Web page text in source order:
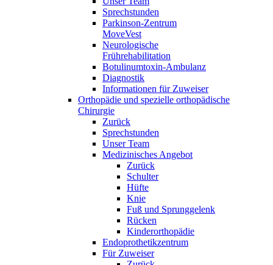
Sprechstunden
Parkinson-Zentrum
MoveVest
Neurologische
Frührehabilitation
Botulinumtoxin-Ambulanz
Diagnostik
Informationen für Zuweiser
Orthopädie und spezielle orthopädische
Chirurgie
Zurück
Sprechstunden
Unser Team
Medizinisches Angebot
Zurück
Schulter
Hüfte
Knie
Fuß und Sprunggelenk
Rücken
Kinderorthopädie
Endoprothetikzentrum
Für Zuweiser